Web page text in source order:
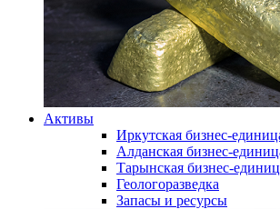
Активы
Иркутская бизнес-
Алданская бизнес-
Тарынская бизнес-
Геологоразведка
Запасы и ресурсы